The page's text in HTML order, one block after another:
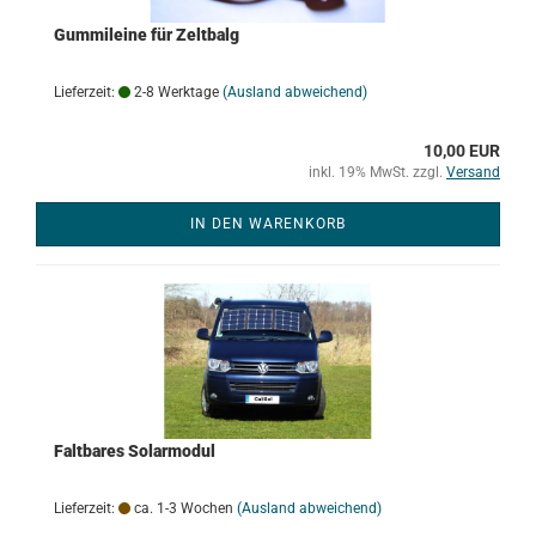
Gummileine für Zeltbalg
Lieferzeit: 2-8 Werktage (Ausland abweichend)
10,00 EUR
inkl. 19% MwSt. zzgl. Versand
IN DEN WARENKORB
Faltbares Solarmodul
Lieferzeit: ca. 1-3 Wochen (Ausland abweichend)